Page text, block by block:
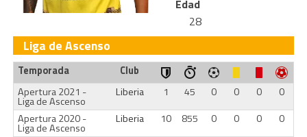
Edad
28
Liga de Ascenso
Temporada
Club
Apertura 2021 -
Liga de Ascenso
Liberia 1 45 0 0 0
0
Apertura 2020 -
Liga de Ascenso
Liberia 10 855 0 0 0
0